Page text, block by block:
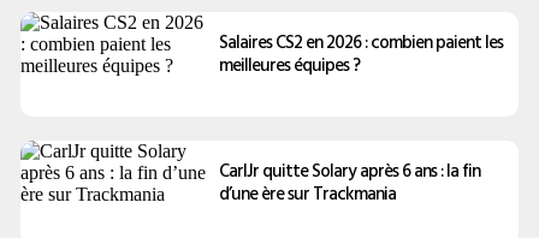
Salaires CS2 en 2026 : combien paient les
meilleures équipes ?
CarlJr quitte Solary après 6 ans : la fin
d’une ère sur Trackmania